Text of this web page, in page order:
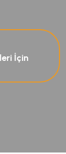
İçin